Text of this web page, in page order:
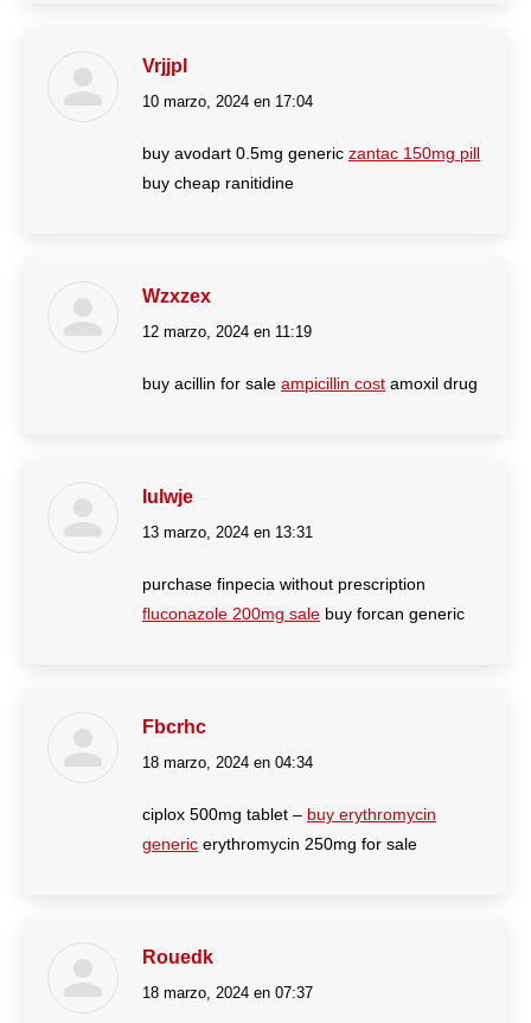
Vrjjpl
dice:
10 marzo, 2024 en 17:04
buy avodart 0.5mg generic zantac 150mg pill
buy cheap ranitidine
Wzxzex
dice:
12 marzo, 2024 en 11:19
buy acillin for sale ampicillin cost amoxil drug
Iulwje
dice:
13 marzo, 2024 en 13:31
purchase finpecia without prescription
fluconazole 200mg sale buy forcan generic
Fbcrhc
dice:
18 marzo, 2024 en 04:34
ciplox 500mg tablet – buy erythromycin
generic erythromycin 250mg for sale
Rouedk
dice:
18 marzo, 2024 en 07:37